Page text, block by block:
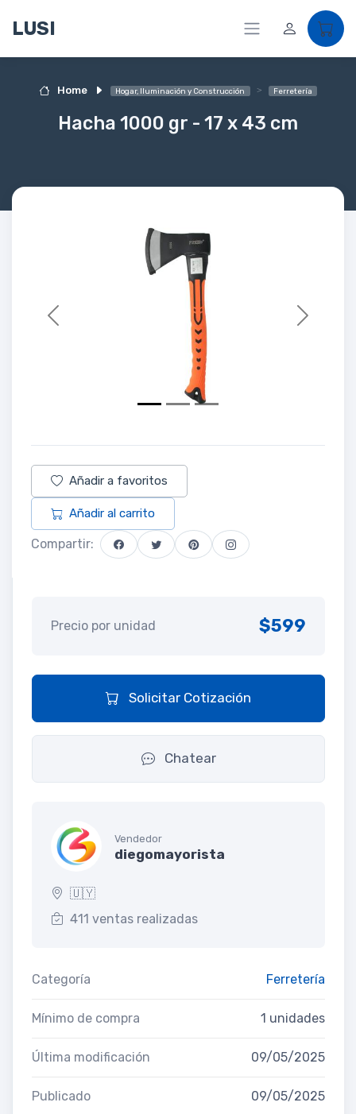
LUSI
Home Hogar, Iluminación y Construcción Ferretería
Hacha 1000 gr - 17 x 43 cm
Previous Next
Añadir a favoritos
Añadir al carrito
Compartir:
Precio por unidad $599
Solicitar Cotización
Chatear
Vendedor
diegomayorista
🇺🇾
411 ventas realizadas
Categoría Ferretería
Mínimo de compra 1 unidades
Última modificación 09/05/2025
Publicado 09/05/2025